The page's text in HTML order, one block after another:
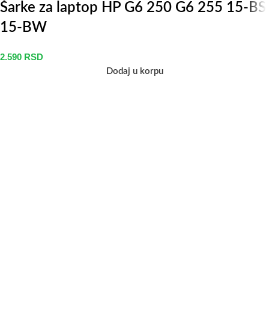
Šarke za laptop HP G6 250 G6 255 15-BS
15-BW
2.590 RSD
Dodaj u korpu